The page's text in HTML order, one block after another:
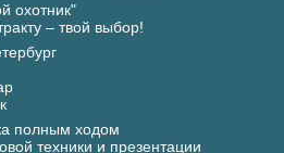
охотник"
– твой выбор!
полным ходом
техники и презентации